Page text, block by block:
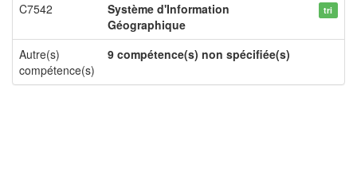
C7542
Système d'Information
Géographique
tri
Autre(s)
compétence(s)
9 compétence(s) non spécifiée(s)